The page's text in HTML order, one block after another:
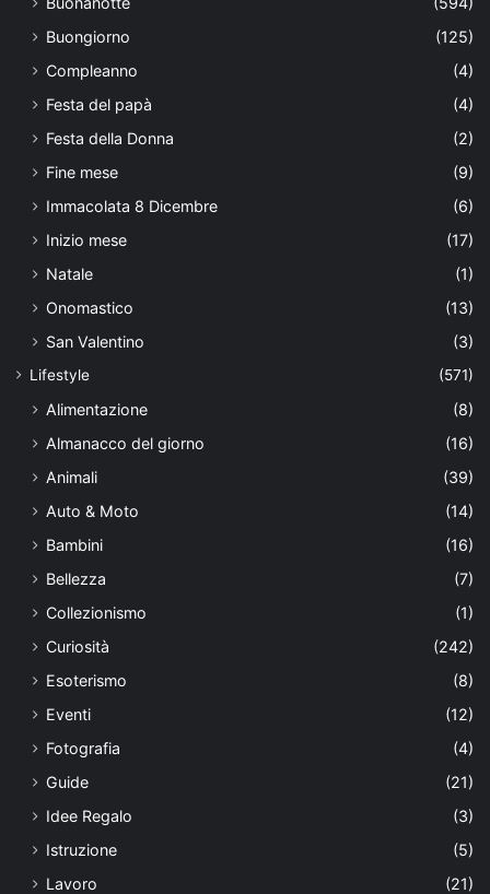
Buongiorno
(125)
Compleanno
(4)
Festa del papà
(4)
Festa della Donna
(2)
Fine mese
(9)
Immacolata 8 Dicembre
(6)
Inizio mese
(17)
Natale
(1)
Onomastico
(13)
San Valentino
(3)
Lifestyle (571)
Alimentazione
(8)
Almanacco del giorno
(16)
Animali
(39)
Auto & Moto
(14)
Bambini
(16)
Bellezza
(7)
Collezionismo
(1)
Curiosità
(242)
Esoterismo
(8)
Eventi
(12)
Fotografia
(4)
Guide
(21)
Idee Regalo
(3)
Istruzione
(5)
Lavoro
(21)